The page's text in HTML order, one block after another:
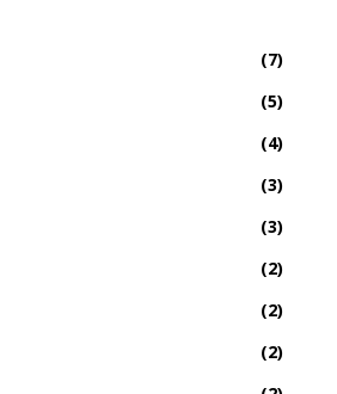
(7)
(5)
(4)
(3)
(3)
(2)
(2)
(2)